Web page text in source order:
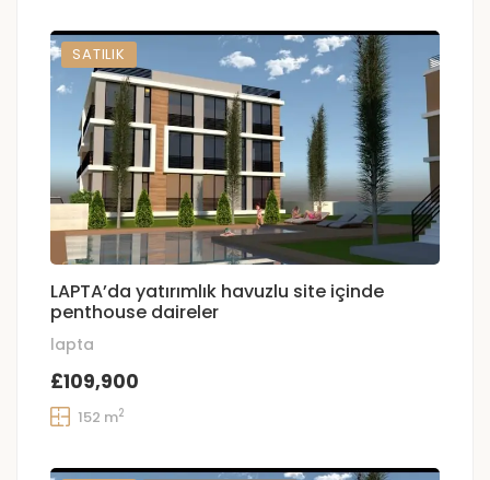
SATILIK
LAPTA’da yatırımlık havuzlu site içinde
penthouse daireler
lapta
£109,900
152 m2